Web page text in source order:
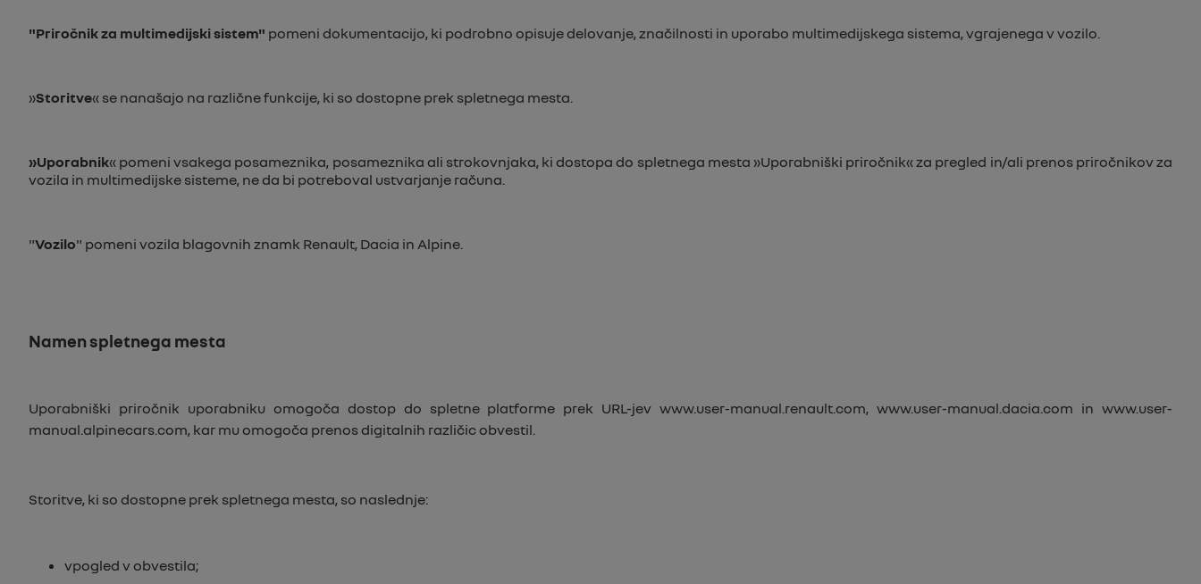
"Priročnik za multimedijski sistem" pomeni dokumentacijo, ki podrobno opisuje delovanje, značilnosti in uporabo multimedijskega sistema, vgrajenega v vozilo.
»Storitve« se nanašajo na različne funkcije, ki so dostopne prek spletnega mesta.
»Uporabnik« pomeni vsakega posameznika, posameznika ali strokovnjaka, ki dostopa do spletnega mesta »Uporabniški priročnik« za pregled in/ali prenos priročnikov za
vozila in multimedijske sisteme, ne da bi potreboval ustvarjanje računa.
"Vozilo" pomeni vozila blagovnih znamk Renault, Dacia in Alpine.
Namen spletnega mesta
Uporabniški priročnik uporabniku omogoča dostop do spletne platforme prek URL-jevwww.user-manual.renault.com,www.user-manual.dacia.com inwww.user-
manual.alpinecars.com, kar mu omogoča prenos digitalnih različic obvestil.
Storitve, ki so dostopne prek spletnega mesta, so naslednje:
vpogled v obvestila;